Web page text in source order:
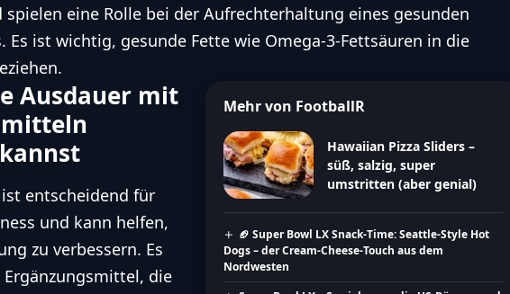
spielen eine Rolle bei der Aufrechterhaltung eines gesunden
Es ist wichtig, gesunde Fette wie Omega-3-Fettsäuren in die
Mehr von FootballR
Hawaiian Pizza Sliders –
süß, salzig, super
umstritten (aber genial)
🏈 Super Bowl LX Snack-Time: Seattle-Style Hot
Dogs – der Cream-Cheese-Touch aus dem
Nordwesten
Ausdauer mit
entscheidend für
und kann helfen,
zu verbessern. Es
die